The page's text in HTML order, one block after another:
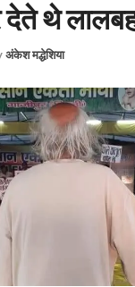
थे
अंकेश मद्धेशिया